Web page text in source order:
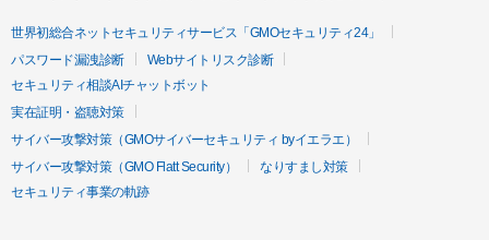
世界初総合ネットセキュリティサービス「GMOセキュリティ24」
パスワード漏洩診断
Webサイトリスク診断
セキュリティ相談AIチャットボット
実在証明・盗聴対策
サイバー攻撃対策（GMOサイバーセキュリティ byイエラエ）
サイバー攻撃対策（GMO Flatt Security）
なりすまし対策
セキュリティ事業の軌跡